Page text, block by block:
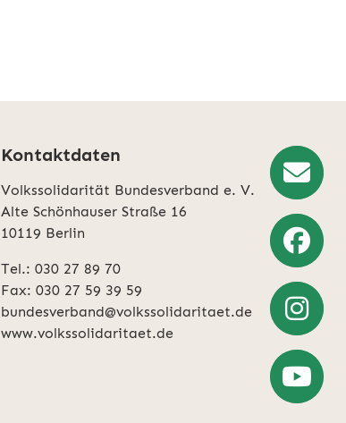
Kontaktdaten
Volkssolidarität Bundesverband e. V.
Alte Schönhauser Straße 16
10119 Berlin
Tel.: 030 27 89 70
Fax: 030 27 59 39 59
bundesverband@volkssolidaritaet.de
www.volkssolidaritaet.de
Weiter
zu
Facebook
Weiter
zu